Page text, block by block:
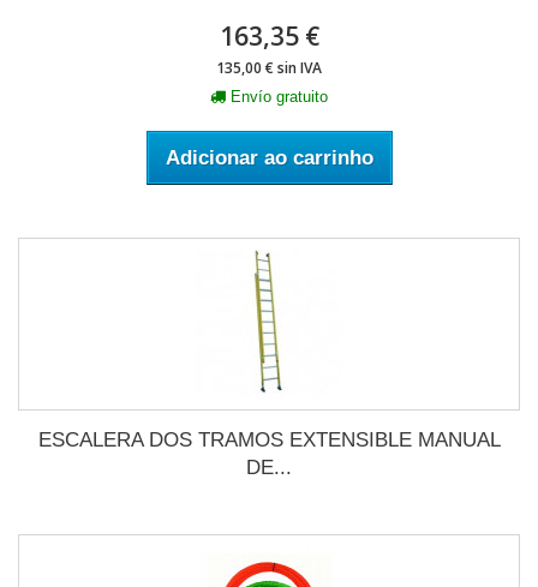
163,35 €
135,00 € sin IVA
Envío gratuito
Adicionar ao carrinho
ESCALERA DOS TRAMOS EXTENSIBLE MANUAL
DE...